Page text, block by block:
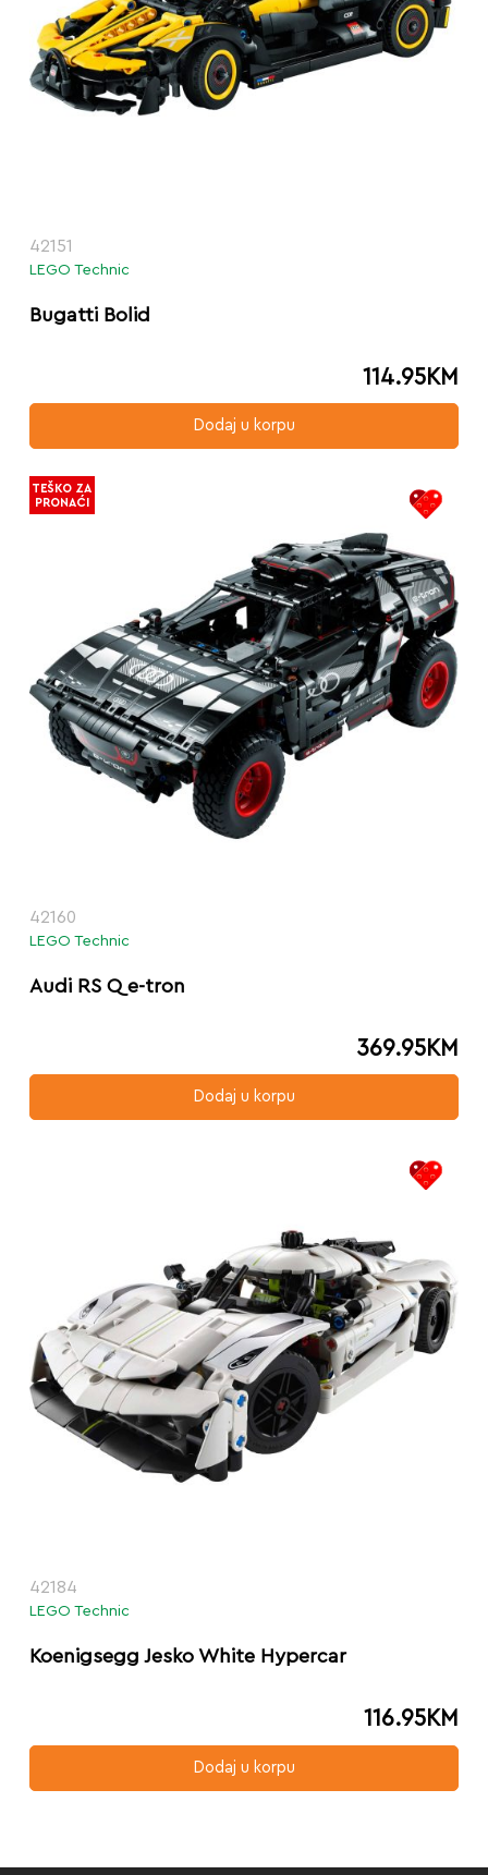
42151
LEGO Technic
Bugatti Bolid
114.95KM
Dodaj u korpu
42160
LEGO Technic
Audi RS Q e-tron
369.95KM
Dodaj u korpu
TEŠKO ZA
PRONAĆI
42184
LEGO Technic
Koenigsegg Jesko White Hypercar
116.95KM
Dodaj u korpu